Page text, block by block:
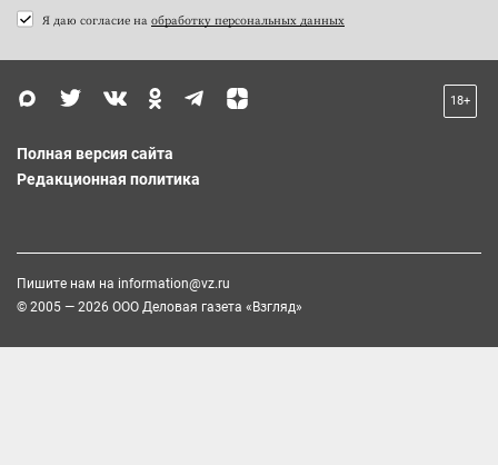
Я даю согласие на обработку персональных данных
18+
Полная версия сайта
Редакционная политика
Пишите нам на information@vz.ru
© 2005 — 2026 ООО Деловая газета «Взгляд»